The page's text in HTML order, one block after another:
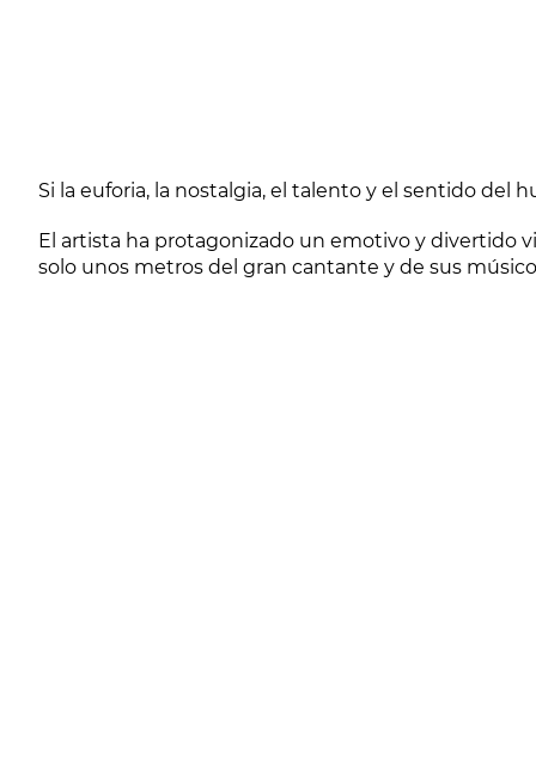
Si la euforia, la nostalgia, el talento y el sentido del
El artista ha protagonizado un emotivo y divertido
solo unos metros del gran cantante y de sus